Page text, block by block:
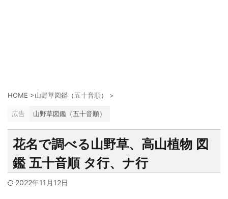
HOME >山野草図鑑（五十音順） >
広告 山野草図鑑（五十音順）
花名で調べる山野草、高山植物 図
鑑 五十音順 タ行、ナ行
2022年11月12日